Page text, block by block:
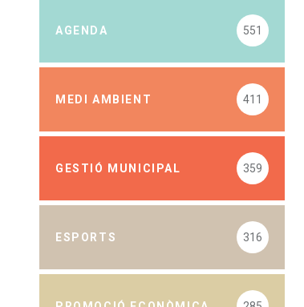
AGENDA 551
MEDI AMBIENT 411
GESTIÓ MUNICIPAL 359
ESPORTS 316